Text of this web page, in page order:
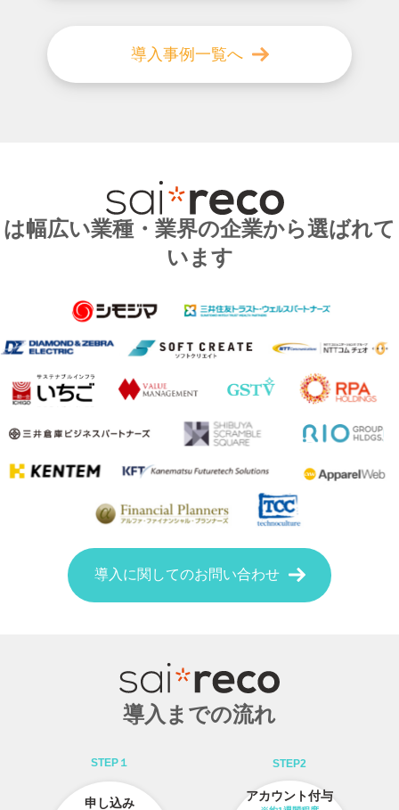
導入事例一覧へ
は幅広い業種・業界の企業から選ばれて
います
導入に関してのお問い合わせ
導入までの流れ
STEP１
申し込み
STEP2
アカウント付与